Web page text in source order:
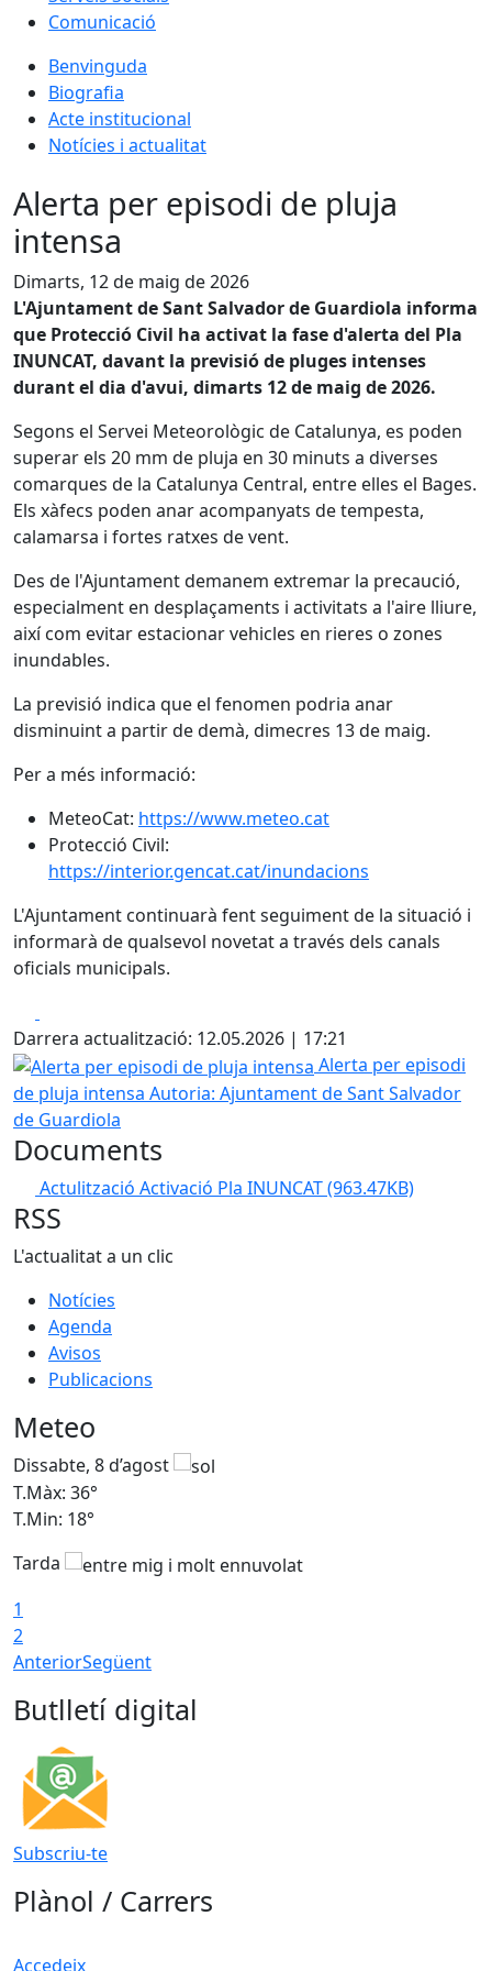
Comunicació
Benvinguda
Biografia
Acte institucional
Notícies i actualitat
Alerta per episodi de pluja
intensa
Dimarts, 12 de maig de 2026
L'Ajuntament de Sant Salvador de Guardiola informa
que Protecció Civil ha activat la fase d'alerta del Pla
INUNCAT, davant la previsió de pluges intenses
durant el dia d'avui, dimarts 12 de maig de 2026.
Segons el Servei Meteorològic de Catalunya, es poden
superar els 20 mm de pluja en 30 minuts a diverses
comarques de la Catalunya Central, entre elles el Bages.
Els xàfecs poden anar acompanyats de tempesta,
calamarsa i fortes ratxes de vent.
Des de l'Ajuntament demanem extremar la precaució,
especialment en desplaçaments i activitats a l'aire lliure,
així com evitar estacionar vehicles en rieres o zones
inundables.
La previsió indica que el fenomen podria anar
disminuint a partir de demà, dimecres 13 de maig.
Per a més informació:
MeteoCat: https://www.meteo.cat
Protecció Civil:
https://interior.gencat.cat/inundacions
L'Ajuntament continuarà fent seguiment de la situació i
informarà de qualsevol novetat a través dels canals
oficials municipals.
Darrera actualització: 12.05.2026 | 17:21
Alerta per episodi de pluja intensa
Alerta per episodi
de pluja intensa Autoria: Ajuntament de Sant Salvador
de Guardiola
Documents
Actulització Activació Pla INUNCAT(963.47KB)
RSS
L'actualitat a un clic
Notícies
Agenda
Avisos
Publicacions
Meteo
Dissabte, 8 d’agost
T.Màx: 36°
T.Min: 18°
Tarda
1
2
AnteriorSegüent
Butlletí digital
Subscriu-te
Plànol / Carrers
Accedeix